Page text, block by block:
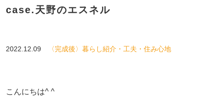
case.天野のエスネル
2022.12.09 〈完成後〉暮らし紹介・工夫・住み心地
こんにちは^ ^